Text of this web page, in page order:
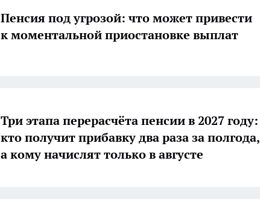
Пенсия под угрозой: что может привести
к моментальной приостановке выплат
Три этапа перерасчёта пенсии в 2027 году:
кто получит прибавку два раза за полгода,
а кому начислят только в августе